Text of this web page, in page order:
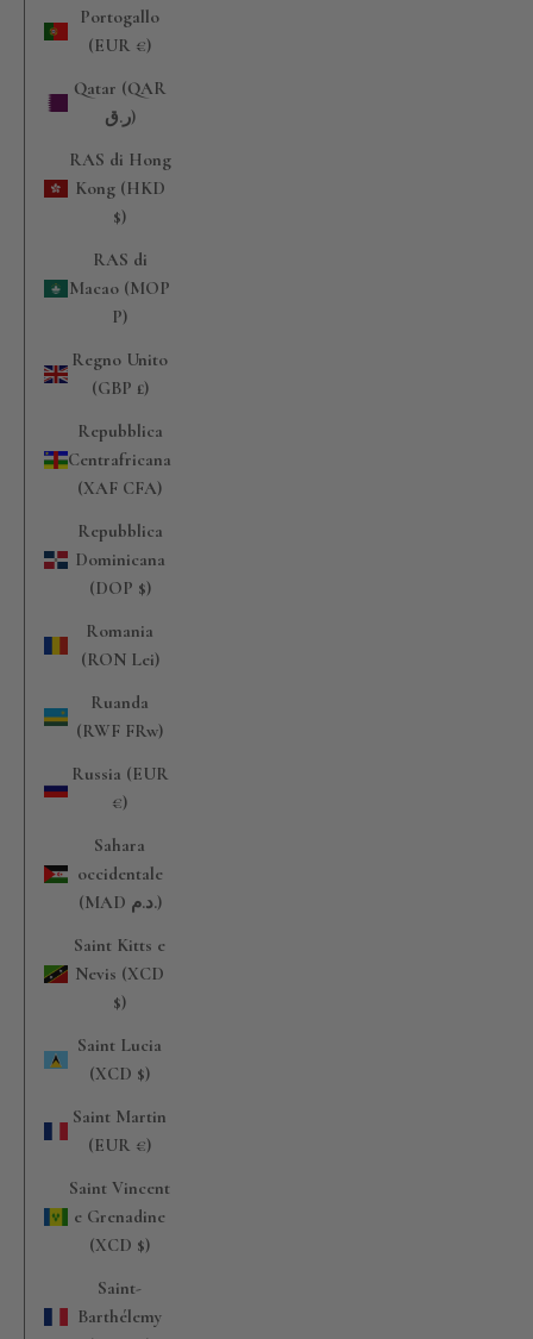
Portogallo
(EUR €)
Qatar (QAR
ر.ق)
RAS di Hong
Kong (HKD
$)
RAS di
Macao (MOP
P)
Regno Unito
(GBP £)
Repubblica
Centrafricana
(XAF CFA)
Repubblica
Dominicana
(DOP $)
Romania
(RON Lei)
Ruanda
(RWF FRw)
Russia (EUR
€)
Sahara
occidentale
(MAD د.م.)
Saint Kitts e
Nevis (XCD
$)
Saint Lucia
(XCD $)
Saint Martin
(EUR €)
Saint Vincent
e Grenadine
(XCD $)
Saint-
Barthélemy